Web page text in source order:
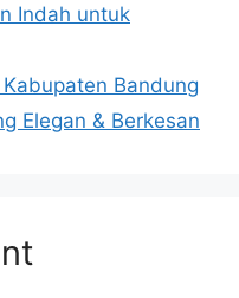
Indah untuk
Bandung
Elegan & Berkesan